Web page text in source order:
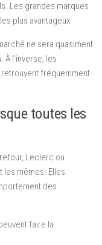
Les grandes marques
plus avantageux.
ne sera quasiment
l’inverse, les
fréquemment
toutes les
Leclerc ou
mêmes. Elles
des
faire la